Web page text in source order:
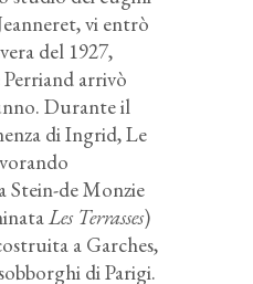
vi entrò
del 1927,
Perriand arrivò
Durante il
di Ingrid, Le
Stein-de Monzie
Les Terrasses)
a Garches,
di Parigi.